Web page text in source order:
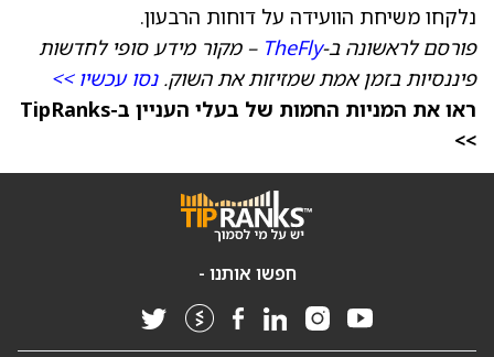
נלקחו משיחת הוועידה על דוחות הרבעון.
פורסם לראשונה ב-TheFly – מקור מידע סופי לחדשות
פיננסיות בזמן אמת שמזיזות את השוק.נסו עכשיו >>
ראו את המניות החמות של בעלי העניין ב-TipRanks
>>
חפשו אותנו -